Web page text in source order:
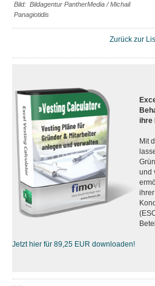
Bild: Bildagentur PantherMedia / Michail
Panagiotidis
Zurück zur
ihre
Mit
und
Jetzt hier für 89,25 EUR downloaden!